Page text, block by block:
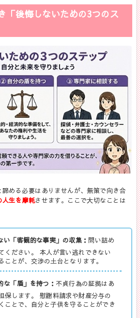
「後悔しないための3つのス
諦める必要はありませんが、無策で向き合
人生を摩耗させます。ここで大切なことは
い「客観的な事実」の収集： 問い詰め
ください。 本人が言い逃れできない
ことが、交渉の土台となります。
な「盾」を持つ： 不貞行為の証拠はあ
保します。 慰謝料請求や財産分与の
ことで、自分と子供を守ることができ